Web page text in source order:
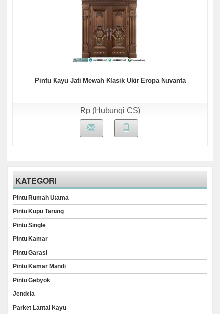
Pintu Kayu Jati Mewah Klasik Ukir Eropa Nuvanta
Rp (Hubungi CS)
KATEGORI
Pintu Rumah Utama
Pintu Kupu Tarung
Pintu Single
Pintu Kamar
Pintu Garasi
Pintu Kamar Mandi
Pintu Gebyok
Jendela
Parket Lantai Kayu